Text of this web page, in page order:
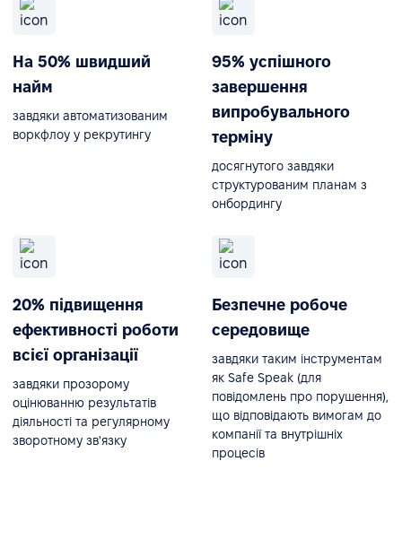
На 50% швидший
найм
завдяки автоматизованим
воркфлоу у рекрутингу
95% успішного
завершення
випробувального
терміну
досягнутого завдяки
структурованим планам з
онбордингу
20% підвищення
ефективності роботи
всієї організації
завдяки прозорому
оцінюванню результатів
діяльності та регулярному
зворотному зв'язку
Безпечне робоче
середовище
завдяки таким інструментам
як Safe Speak (для
повідомлень про порушення),
що відповідають вимогам до
компанії та внутрішніх
процесів